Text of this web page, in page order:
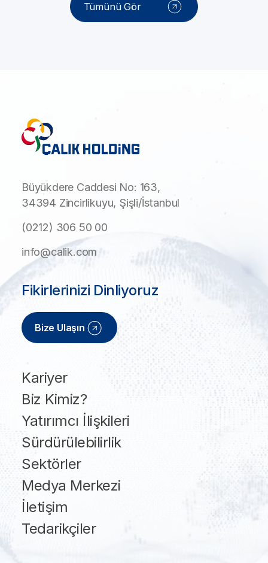
Tümünü Gör
Büyükdere Caddesi No: 163,
34394 Zincirlikuyu, Şişli/İstanbul
(0212) 306 50 00
info@calik.com
Kariyer
Biz Kimiz?
Yatırımcı İlişkileri
Sürdürülebilirlik
Sektörler
Medya Merkezi
İletişim
Tedarikçiler
Fikirlerinizi Dinliyoruz
Bize Ulaşın